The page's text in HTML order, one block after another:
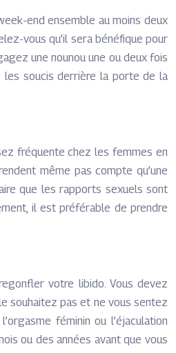
end ensemble au moins deux
vous qu’il sera bénéfique pour
une nounou une ou deux fois
les soucis derrière la porte de la
fréquente chez les femmes en
même pas compte qu’une
que les rapports sexuels sont
il est préférable de prendre
votre libido. Vous devez
souhaitez pas et ne vous sentez
féminin ou l’éjaculation
ou des années avant que vous